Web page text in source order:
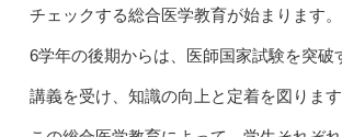
チェックする総合医学教育が始まります。
6学年の後期からは、医師国家試験を突破
講義を受け、知識の向上と定着を図ります